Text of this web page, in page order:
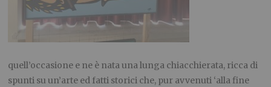
quell’occasione e ne è nata una lunga chiacchierata, ricca di
spunti su un’arte ed fatti storici che, pur avvenuti ‘alla fine